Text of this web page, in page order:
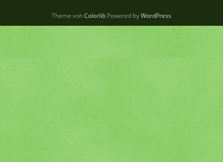
Theme vonColorlib Powered byWordPress